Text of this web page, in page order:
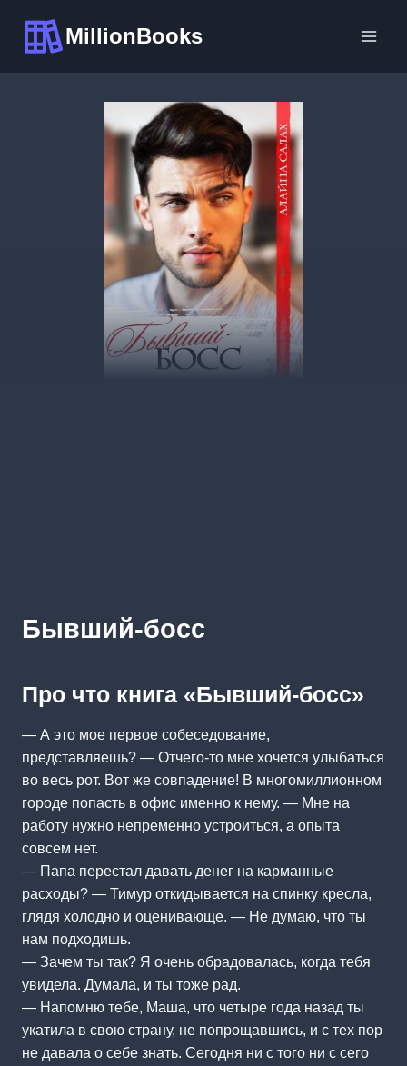
содержимому
MillionBooks
Бывший-босс
Про что книга «Бывший-босс»
— А это мое первое собеседование,
представляешь? — Отчего-то мне хочется улыбаться
во весь рот. Вот же совпадение! В многомиллионном
городе попасть в офис именно к нему. — Мне на
работу нужно непременно устроиться, а опыта
совсем нет.
— Папа перестал давать денег на карманные
расходы? — Тимур откидывается на спинку кресла,
глядя холодно и оценивающе. — Не думаю, что ты
нам подходишь.
— Зачем ты так? Я очень обрадовалась, когда тебя
увидела. Думала, и ты тоже рад.
— Напомню тебе, Маша, что четыре года назад ты
укатила в свою страну, не попрощавшись, и с тех пор
не давала о себе знать. Сегодня ни с того ни с сего